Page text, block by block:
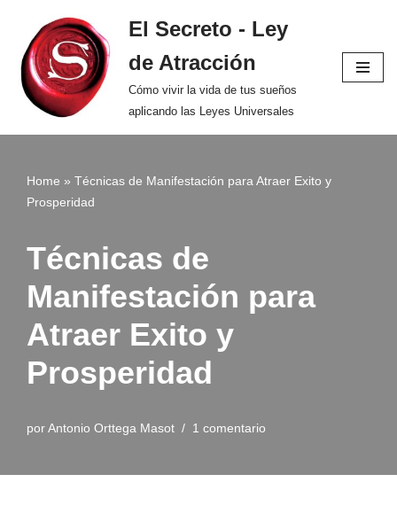
Saltar
al
contenido
El Secreto - Ley
de Atracción
Cómo vivir la vida de tus sueños
aplicando las Leyes Universales
Home » Técnicas de Manifestación para Atraer Exito y
Prosperidad
Técnicas de
Manifestación para
Atraer Exito y
Prosperidad
por Antonio Orttega Masot 1 comentario